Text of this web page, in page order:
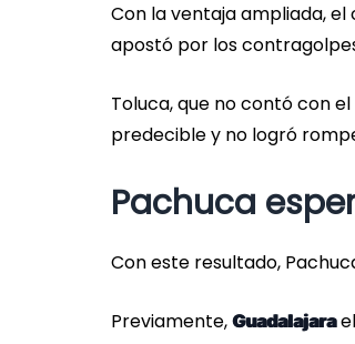
Con la ventaja ampliada,
apostó por los
Toluca, que no contó con
predecible y no logró
Pachuca
Con este resultado,
Previamente, Guadalajara